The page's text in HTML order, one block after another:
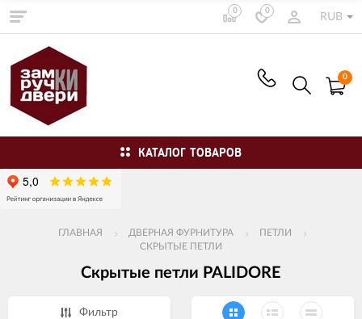
0 0
RUB
0
КАТАЛОГ ТОВАРОВ
ГЛАВНАЯ ДВЕРНАЯ ФУРНИТУРА
ПЕТЛИ
СКРЫТЫЕ ПЕТЛИ
Скрытые петли PALIDORE
Фильтр